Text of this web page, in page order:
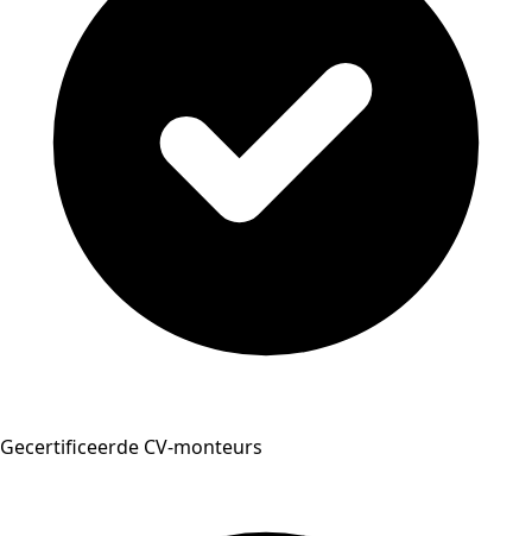
Gecertificeerde CV-monteurs